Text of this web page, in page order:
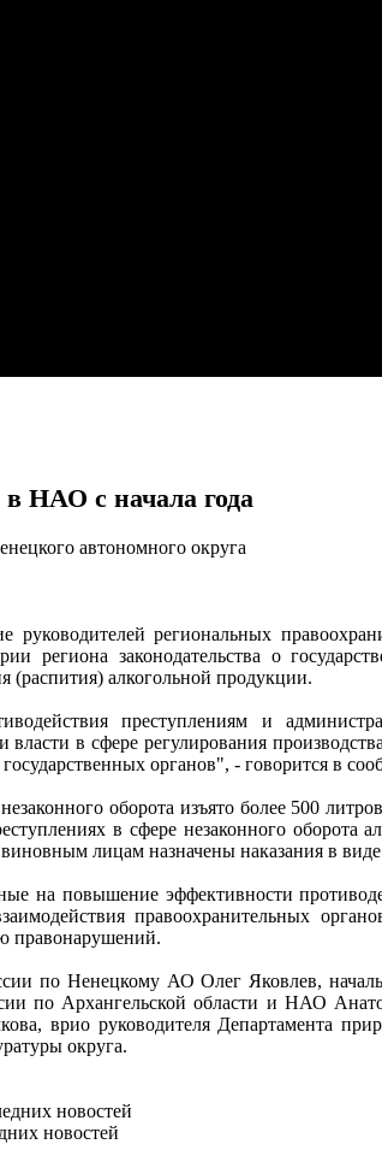
в НАО с начала года
автономного округа
региональных
региона законодательства о
(распития) алкогольной продукции.
преступлениям и
в сфере регулирования
органов", - говорится в
оборота изъято более 500
в сфере незаконного оборота
лицам назначены наказания в
на повышение эффективности
правоохранительных
правонарушений.
по Ненецкому АО Олег Яковлев,
по Архангельской области и НАО
врио руководителя Департамента
округа.
новостей
новостей